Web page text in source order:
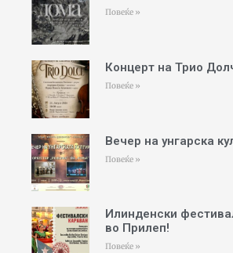
Повеќе »
Концерт на Трио
Повеќе »
Вечер на унгарска
Повеќе »
Илинденски
во Прилеп!
Повеќе »